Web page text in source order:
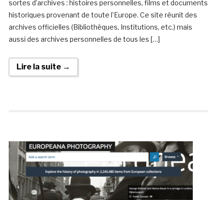
sortes d’archives : histoires personnelles, films et documents
historiques provenant de toute l’Europe. Ce site réunit des
archives officielles (Bibliothèques, Institutions, etc.) mais
aussi des archives personnelles de tous les […]
Lire la suite →